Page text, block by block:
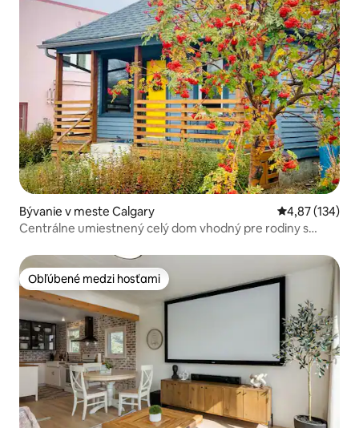
Bývanie v meste Calgary Priemerné
4,87 (134)
Centrálne umiestnený celý dom vhodný pre rodiny s
Obľúbené medzi hosťami
Obľúbené medzi hosťami